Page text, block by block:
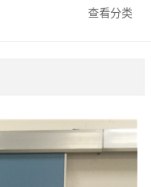
查看分类